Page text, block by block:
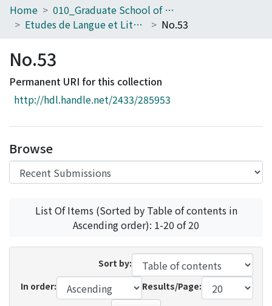
Home
Browse
Download Ranking
Access Statistics
Home
010_Graduate School of Letters
Etudes de Langue et Littérature Françaises
No.53
No.53
Permanent URI for this collection
http://hdl.handle.net/2433/285953
Browse
List Of Items (Sorted by Table of contents in
Ascending order): 1-20 of 20
Sort by:
In order:
Results/Page: